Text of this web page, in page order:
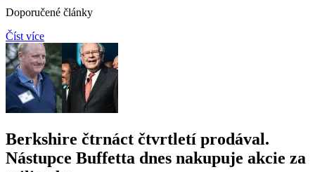
Doporučené články
Číst více
Berkshire čtrnáct čtvrtletí prodával.
Nástupce Buffetta dnes nakupuje akcie za